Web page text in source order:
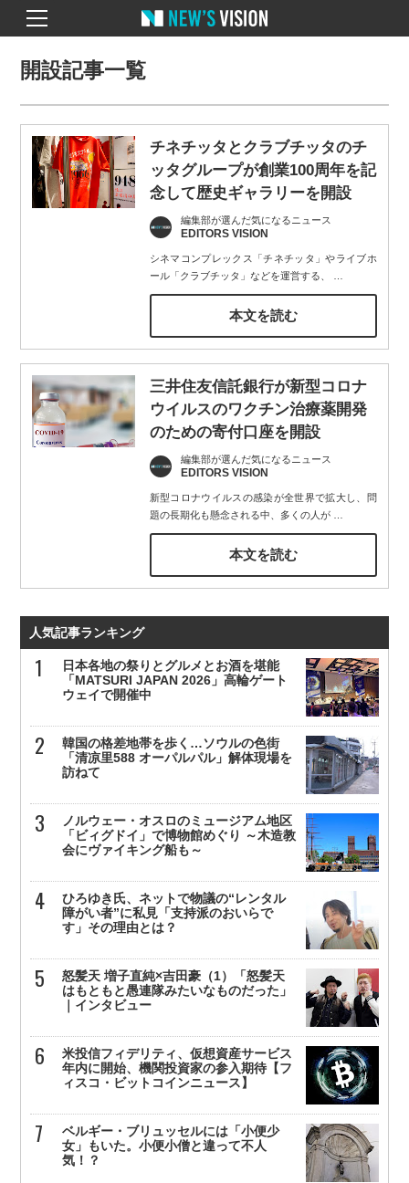
開設記事一覧
チネチッタとクラブチッタのチ
ッタグループが創業100周年を記
念して歴史ギャラリーを開設
編集部が選んだ気になるニュース
EDITORS VISION
シネマコンプレックス「チネチッタ」やライブホ
ール「クラブチッタ」などを運営する、
本文を読む
三井住友信託銀行が新型コロナ
ウイルスのワクチン治療薬開発
のための寄付口座を開設
編集部が選んだ気になるニュース
EDITORS VISION
新型コロナウイルスの感染が全世界で拡大し、問
題の長期化も懸念される中、多くの人が…
本文を読む
人気記事ランキング
日本各地の祭りとグルメとお酒を堪能
「MATSURI JAPAN 2026」高輪ゲート
ウェイで開催中
韓国の格差地帯を歩く…ソウルの色街
「清凉里588 オーパルパル」解体現場を
訪ねて
ノルウェー・オスロのミュージアム地区
「ビィグドイ」で博物館めぐり ～木造教
会にヴァイキング船も～
ひろゆき氏、ネットで物議の“レンタル
障がい者”に私見「支持派のおいらで
す」その理由とは？
怒髪天 増子直純×吉田豪（1）「怒髪天
はもともと愚連隊みたいなものだった」
｜インタビュー
米投信フィデリティ、仮想資産サービス
年内に開始、機関投資家の参入期待【フ
ィスコ・ビットコインニュース】
ベルギー・ブリュッセルには「小便少
女」もいた。小便小僧と違って不人
気！？